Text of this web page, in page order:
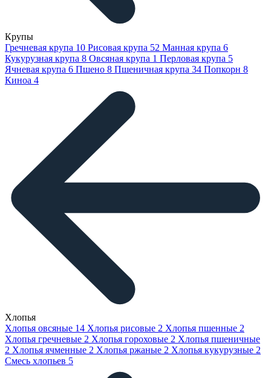
Крупы
Гречневая крупа 10 Рисовая крупа 52 Манная крупа 6
Кукурузная крупа 8 Овсяная крупа 1 Перловая крупа 5
Ячневая крупа 6 Пшено 8 Пшеничная крупа 34 Попкорн 8
Киноа 4
Хлопья
Хлопья овсяные 14 Хлопья рисовые 2 Хлопья пшенные 2
Хлопья гречневые 2 Хлопья гороховые 2 Хлопья пшеничные
2 Хлопья ячменные 2 Хлопья ржаные 2 Хлопья кукурузные 2
Смесь хлопьев 5